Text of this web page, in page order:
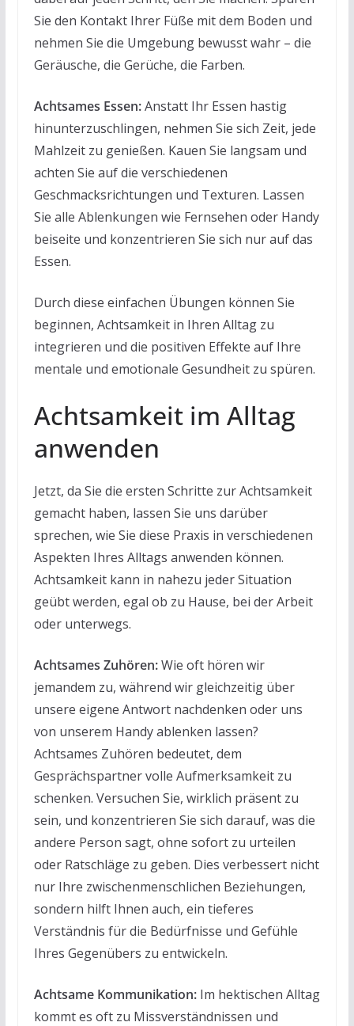
Sie den Kontakt Ihrer Füße mit dem Boden und
nehmen Sie die Umgebung bewusst wahr – die
Geräusche, die Gerüche, die Farben.
Achtsames Essen:Anstatt Ihr Essen hastig
hinunterzuschlingen, nehmen Sie sich Zeit, jede
Mahlzeit zu genießen. Kauen Sie langsam und
achten Sie auf die verschiedenen
Geschmacksrichtungen und Texturen. Lassen
Sie alle Ablenkungen wie Fernsehen oder Handy
beiseite und konzentrieren Sie sich nur auf das
Essen.
Durch diese einfachen Übungen können Sie
beginnen, Achtsamkeit in Ihren Alltag zu
integrieren und die positiven Effekte auf Ihre
mentale und emotionale Gesundheit zu spüren.
Achtsamkeit im Alltag
anwenden
Jetzt, da Sie die ersten Schritte zur Achtsamkeit
gemacht haben, lassen Sie uns darüber
sprechen, wie Sie diese Praxis in verschiedenen
Aspekten Ihres Alltags anwenden können.
Achtsamkeit kann in nahezu jeder Situation
geübt werden, egal ob zu Hause, bei der Arbeit
oder unterwegs.
Achtsames Zuhören:Wie oft hören wir
jemandem zu, während wir gleichzeitig über
unsere eigene Antwort nachdenken oder uns
von unserem Handy ablenken lassen?
Achtsames Zuhören bedeutet, dem
Gesprächspartner volle Aufmerksamkeit zu
schenken. Versuchen Sie, wirklich präsent zu
sein, und konzentrieren Sie sich darauf, was die
andere Person sagt, ohne sofort zu urteilen
oder Ratschläge zu geben. Dies verbessert nicht
nur Ihre zwischenmenschlichen Beziehungen,
sondern hilft Ihnen auch, ein tieferes
Verständnis für die Bedürfnisse und Gefühle
Ihres Gegenübers zu entwickeln.
Achtsame Kommunikation:Im hektischen Alltag
kommt es oft zu Missverständnissen und